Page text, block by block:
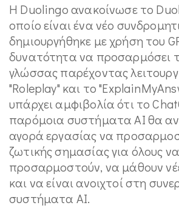
Η Duolingo ανακοίνωσε το
οποίο είναι ένα νέο
δημιουργήθηκε με χρήση του
δυνατότητα να προσαρμόσει
γλώσσας παρέχοντας
"Roleplay" και το
υπάρχει αμφιβολία ότι το
παρόμοια συστήματα AI θα
αγορά εργασίας να
ζωτικής σημασίας για όλους να
προσαρμοστούν, να μάθουν
και να είναι ανοιχτοί στη
συστήματα AI.